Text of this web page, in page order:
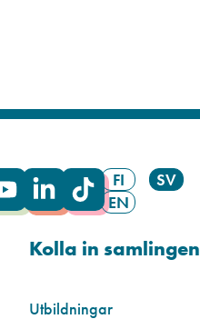
FI
SV
EN
Kolla in samlingen
Utbildningar